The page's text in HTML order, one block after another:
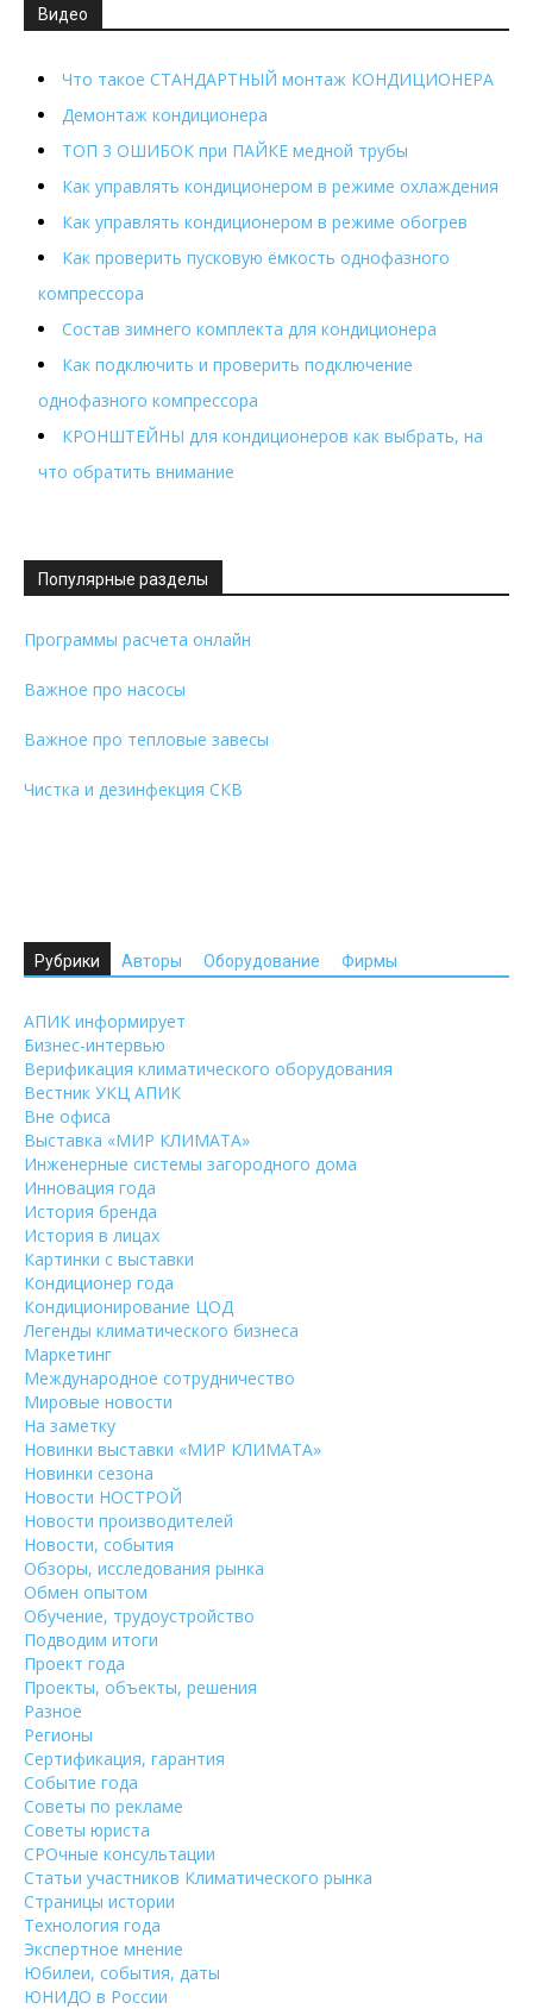
Видео
Что такое СТАНДАРТНЫЙ монтаж КОНДИЦИОНЕРА
Демонтаж кондиционера
ТОП 3 ОШИБОК при ПАЙКЕ медной трубы
Как управлять кондиционером в режиме охлаждения
Как управлять кондиционером в режиме обогрев
Как проверить пусковую ёмкость однофазного
компрессора
Состав зимнего комплекта для кондиционера
Как подключить и проверить подключение
однофазного компрессора
КРОНШТЕЙНЫ для кондиционеров как выбрать, на
что обратить внимание
Популярные разделы
Программы расчета онлайн
Важное про насосы
Важное про тепловые завесы
Чистка и дезинфекция СКВ
Рубрики Авторы Оборудование Фирмы
АПИК информирует
Бизнес-интервью
Верификация климатического оборудования
Вестник УКЦ АПИК
Вне офиса
Выставка «МИР КЛИМАТА»
Инженерные системы загородного дома
Инновация года
История бренда
История в лицах
Картинки с выставки
Кондиционер года
Кондиционирование ЦОД
Легенды климатического бизнеса
Маркетинг
Международное сотрудничество
Мировые новости
На заметку
Новинки выставки «МИР КЛИМАТА»
Новинки сезона
Новости НОСТРОЙ
Новости производителей
Новости, события
Обзоры, исследования рынка
Обмен опытом
Обучение, трудоустройство
Подводим итоги
Проект года
Проекты, объекты, решения
Разное
Регионы
Сертификация, гарантия
Событие года
Советы по рекламе
Советы юриста
СРОчные консультации
Статьи участников Климатического рынка
Страницы истории
Технология года
Экспертное мнение
Юбилеи, события, даты
ЮНИДО в России